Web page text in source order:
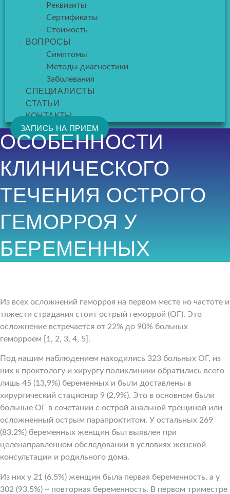
Реквизиты
Сертификаты
Стоимость
ВОПРОСЫ
Симптомы
Методы диагностики
Заболевания
СПЕЦИАЛИСТЫ
СТАТЬИ
КОНТАКТЫ
ЗАПИСЬ НА ПРИЕМ
ОСОБЕННОСТИ
КЛИНИЧЕСКОГО
ТЕЧЕНИЯ ОСТРОГО
ГЕМОРРОЯ У
БЕРЕМЕННЫХ
Из всех осложнений геморроя на первом месте но частоте и
тяжести страдания стоит острый геморрой (ОГ). Это
осложнение встречается от 22% до 90% больных
геморроем [1, 2, 3, 4, 5].
Под нашим наблюдением находились 323 больных ОГ, из
них к проктологу и хирургу поликлиники обратились всего
лишь 45 (13,9%) беременных и были доставлены в
хирургический стационар 9 (2,9%). Это в основном были
больные ОГ в сочетании с острой анальной трещиной или
осложненный острым парапроктитом. У остальных 269
(83,2%) беременных женщин был выявлен при
целенаправленном обследовании в условиях женской
консультации и родильного дома.
Из них у 21 (6,5%) женщин была первая беременность, а у
302 (93,5%) ~ повторная беременность. В первом триместре